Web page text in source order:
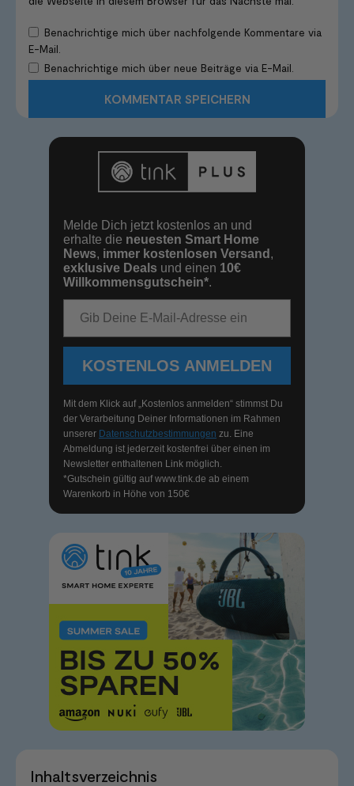
Benachrichtige mich über nachfolgende Kommentare via
E-Mail.
Benachrichtige mich über neue Beiträge via E-Mail.
Melde Dich jetzt kostenlos an und
erhalte die neuesten Smart Home
News, immer kostenlosen Versand ,
exklusive Deals und einen 10€
Willkommensgutschein*.
KOSTENLOS ANMELDEN
Mit dem Klick auf „Kostenlos anmelden“ stimmst Du
der Verarbeitung Deiner Informationen im Rahmen
unserer Datenschutzbestimmungen zu. Eine
Abmeldung ist jederzeit kostenfrei über einen im
Newsletter enthaltenen Link möglich.
*Gutschein gültig aufwww.tink.de ab einem
Warenkorb in Höhe von 150€
Inhaltsverzeichnis